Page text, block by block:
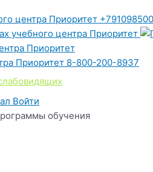
8-800-200-8937
Войти
обучения